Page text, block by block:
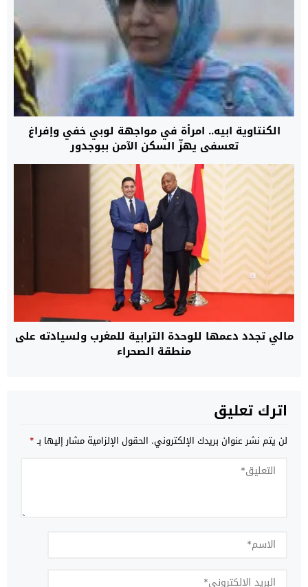
الكنتاوية ابيه.. امرأة في مواجهة لوبي خفي وإفراغ
تعسفي يهزّ السكن الآمن ببوجدور
مالي تجدد دعمها للوحدة الترابية للمغرب ولسيادته على
منطقة الصحراء
اترك تعليق
لن يتم نشر عنوان بريدك الإلكتروني. الحقول الإلزامية مشار إليها بـ*